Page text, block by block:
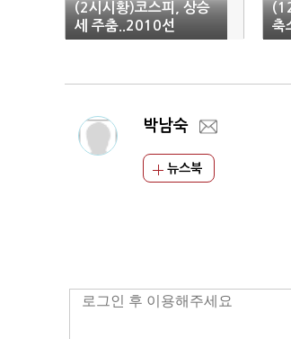
(2시시황)코스피, 상승
세 주춤..2010선
축
박남숙
뉴스북